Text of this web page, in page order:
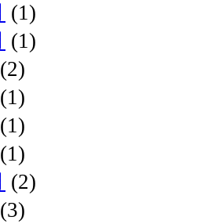
(1)
(1)
(2)
(1)
(1)
(1)
(2)
(3)